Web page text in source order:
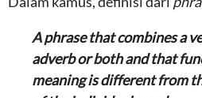
A phrase that combines a
adverb or both and that
meaning is different from